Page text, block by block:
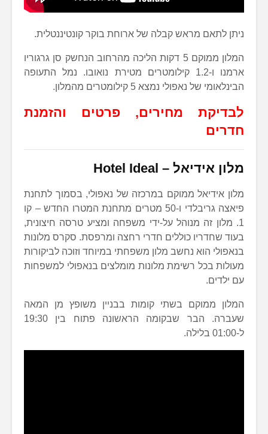
ניתן לתאם מראש קבלה של ארוחת בוקר קונטיננטלית.
המלון ממוקם 5 דקות הליכה מהרחוב הנחשק סן גרגוריו
ארמנו ו-1.2 קילומטרים מטירת נואובו. נמל התעופה
הבינלאומי של נאפולי נמצא 5 קילומטרים מהמלון.
לבדיקת מחירים, פרטים והזמנת
חדרים
מלון אידיאל – Hotel Ideal
מלון אידיאל ממוקם במרכזה של נאפולי, בסמוך לתחנת
פיאצה גריבלדי ו-50 מטרים מתחנת המטרו החדש – קו
1. מלון זה מנוהל על-ידי משפחה ומציע טרסה חיצונית,
בעוד שחדריו כוללים חדרי רחצה ומרפסת. סקרס מלונות
בנאפולי הוא נחשב מלון משפחתי במיוחד וזוכה לביקורות
מעולות בכל רשימת מלונות מומלצים בנאפולי למשפחות
עם ילדים.
המלון ממוקם בשתי קומות בבניין משופץ מן המאה
שעברה. הבר שבקומה הראשונה פתוח בין 19:30
ל-01:00 בלילה.